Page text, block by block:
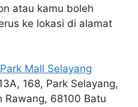
atau kamu boleh
ke lokasi di alamat
Mall Selayang
168, Park Selayang,
Rawang, 68100 Batu